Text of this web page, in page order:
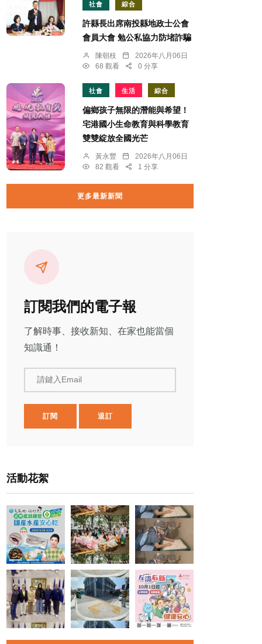
社會 綜合
許縣長出席南投縣地政士公會
會員大會 勉公私協力防堵詐騙
陳朝枝
2026年八月06日
68 觀看
0 分享
社會 生活 綜合
偏鄉孩子無限的潛能與希望！
宅港國小生命教育與科學教育
雙雙綻放全國光芒
黃永豐
2026年八月06日
82 觀看
1 分享
更多最新新聞
訂閱我們的電子報
了解時事、接收新知、在家也能當個
知識通！
請鍵入Email
訂閱 退訂
活動花絮